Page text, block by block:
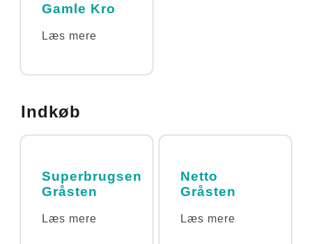
Gamle Kro
Læs mere
Indkøb
Superbrugsen
Gråsten
Læs mere
Netto
Gråsten
Læs mere